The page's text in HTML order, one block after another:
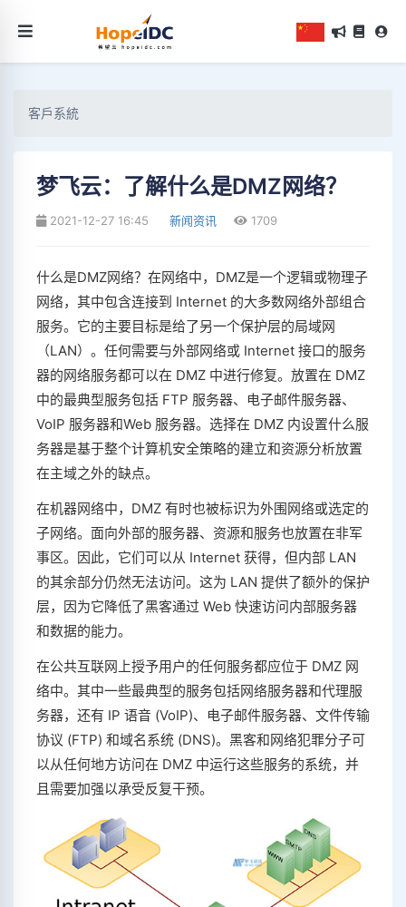
客戶系統
梦飞云：了解什么是DMZ网络？
2021-12-27 16:45 新闻资讯 1709
什么是DMZ网络？在网络中，DMZ是一个逻辑或物理子
网络，其中包含连接到 Internet 的大多数网络外部组合
服务。它的主要目标是给了另一个保护层的局域网
（LAN）。任何需要与外部网络或 Internet 接口的服务
器的网络服务都可以在 DMZ 中进行修复。放置在 DMZ
中的最典型服务包括 FTP 服务器、电子邮件服务器、
VoIP 服务器和Web 服务器。选择在 DMZ 内设置什么服
务器是基于整个计算机安全策略的建立和资源分析放置
在主域之外的缺点。
在机器网络中，DMZ 有时也被标识为外围网络或选定的
子网络。面向外部的服务器、资源和服务也放置在非军
事区。因此，它们可以从 Internet 获得，但内部 LAN
的其余部分仍然无法访问。这为 LAN 提供了额外的保护
层，因为它降低了黑客通过 Web 快速访问内部服务器
和数据的能力。
在公共互联网上授予用户的任何服务都应位于 DMZ 网
络中。其中一些最典型的服务包括网络服务器和代理服
务器，还有 IP 语音 (VoIP)、电子邮件服务器、文件传输
协议 (FTP) 和域名系统 (DNS)。黑客和网络犯罪分子可
以从任何地方访问在 DMZ 中运行这些服务的系统，并
且需要加强以承受反复干预。